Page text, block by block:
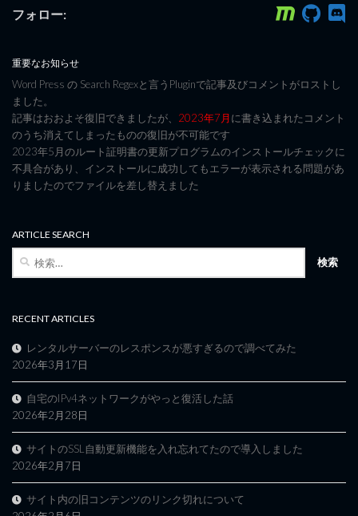
フォロー:
重要なお知らせ
Word Press の Search Regexと言うPluginで記事及びコメントがロストし
ました。
記事はおおよそ復旧できましたが、 2023年7月に書き込まれたコメント
のうち消えてしまったものの復旧が不可能です
2023年5月のルート証明書の更新プログラムのインストールチェックに
不具合があり、インストールに成功してもエラーが表示される問題があ
りましたのでファイルを差し替えました
ARTICLE SEARCH
RECENT ARTICLES
レンタルサーバーのレスポンスが悪すぎるので調べてみた
2026年3月17日
自宅のIPv4ネットワークがやっと復活した話
2026年2月28日
サイトのSSL自動更新機能を入れ忘れてたので導入しました
2026年2月7日
サイト内の旧コンテンツのリンク切れについて